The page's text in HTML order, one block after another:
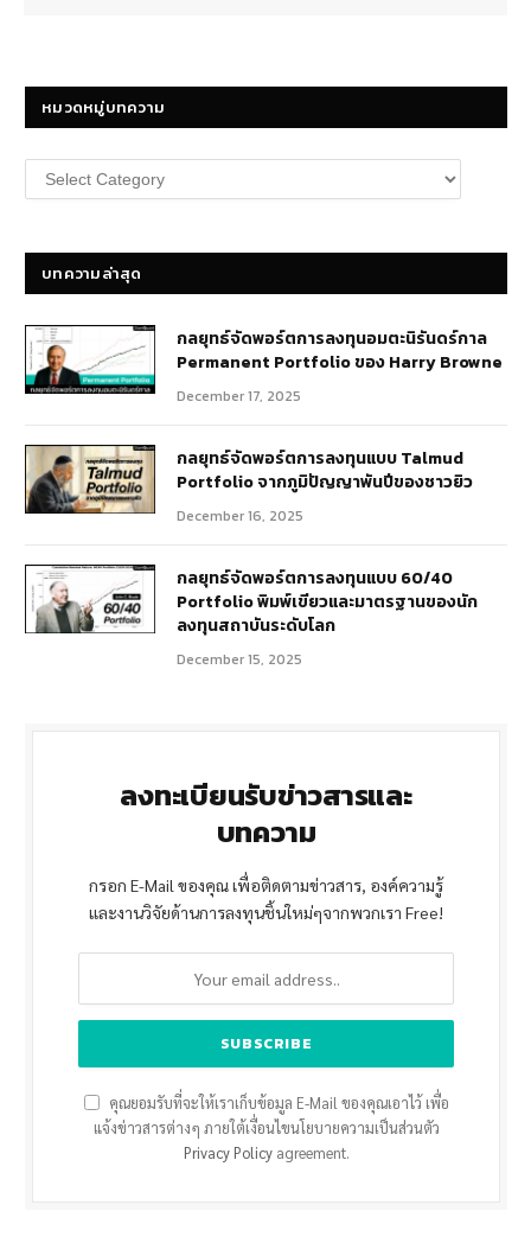
หมวดหมู่บทความ
หมวด
หมู่
บทความล่าสุด
กลยุทธ์​จัดพอร์ตการลงทุนอมตะนิรันดร์กาล
Permanent Portfolio ของ Harry Browne
December 17, 2025
กลยุทธ์จัดพอร์ตการลงทุนแบบ Talmud
Portfolio จากภูมิปัญญาพันปีของชาวยิว
December 16, 2025
กลยุทธ์จัดพอร์ตการลงทุนแบบ 60/40
Portfolio พิมพ์เขียวและมาตรฐานของนัก
ลงทุนสถาบันระดับโลก
December 15, 2025
ลงทะเบียนรับข่าวสารและ
บทความ
กรอก E-Mail ของคุณ เพื่อติดตามข่าวสาร, องค์ความรู้
และงานวิจัยด้านการลงทุนชิ้นใหม่ๆจากพวกเรา Free!
คุณยอมรับที่จะให้เราเก็บข้อมูล E-Mail ของคุณเอาไว้ เพื่อ
แจ้งข่าวสารต่างๆ ภายใต้เงื่อนไขนโยบายความเป็นส่วนตัว
Privacy Policyagreement.